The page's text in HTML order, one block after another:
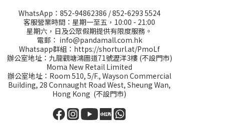
WhatsApp： 852-94862386 /852-6293 5524
客服營業時間：星期一至五，10:00 - 21:00
星期六，日及公眾假期提供有限度服務。
電郵： info@pandamall.com.hk
Whatsapp群組： https://shorturl.at/PmoLf
辦公室地址：九龍觀塘鴻圖道71號瀝洋3樓 (不設門市)
Moma New Retail Limited
辦公室地址：Room 510, 5/F., Wayson Commercial
Building, 28 Connaught Road West, Sheung Wan,
Hong Kong (不設門市)